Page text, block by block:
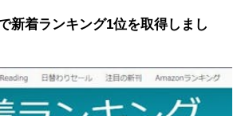
新着ランキング1位を取得しまし